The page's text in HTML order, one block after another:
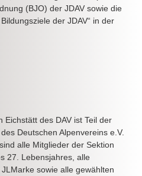
(BJO) der JDAV sowie die
der JDAV“ in der
Eichstätt des DAV ist Teil der
Deutschen Alpenvereins e.V.
alle Mitglieder der Sektion
27. Lebensjahres, alle
sowie alle gewählten